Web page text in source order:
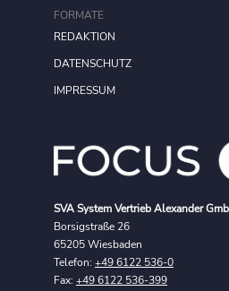
SVA System Vertrieb Alexander
Borsigstraße 26
65205 Wiesbaden
Telefon: +49 6122 536-0
Fax: +49 6122 536-399
FORMATE
REDAKTION
DATENSCHUTZ
IMPRESSUM